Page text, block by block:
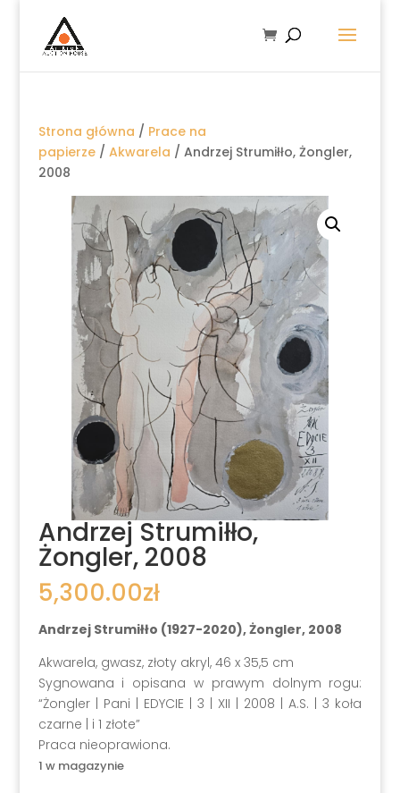
Strona główna / Prace na
papierze/ Akwarela / Andrzej Strumiłło, Żongler,
2008
Andrzej Strumiłło,
Żongler, 2008
5,300.00zł
Andrzej Strumiłło (1927-2020), Żongler, 2008
Akwarela, gwasz, złoty akryl, 46 x 35,5 cm
Sygnowana i opisana w prawym dolnym rogu:
“Żongler | Pani | EDYCIE | 3 | XII | 2008 | A.S. | 3 koła
czarne | i 1 złote”
Praca nieoprawiona.
1 w magazynie